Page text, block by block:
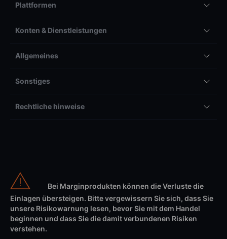
Plattformen
Konten & Dienstleistungen
Allgemeines
Sonstiges
Rechtliche hinweise
Bei Marginprodukten können die Verluste die
Einlagen übersteigen. Bitte vergewissern Sie sich, dass Sie
unsere Risikowarnung lesen, bevor Sie mit dem Handel
beginnen und dass Sie die damit verbundenen Risiken
verstehen.